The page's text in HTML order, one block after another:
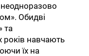
Обидві
та
років навчають
їх на